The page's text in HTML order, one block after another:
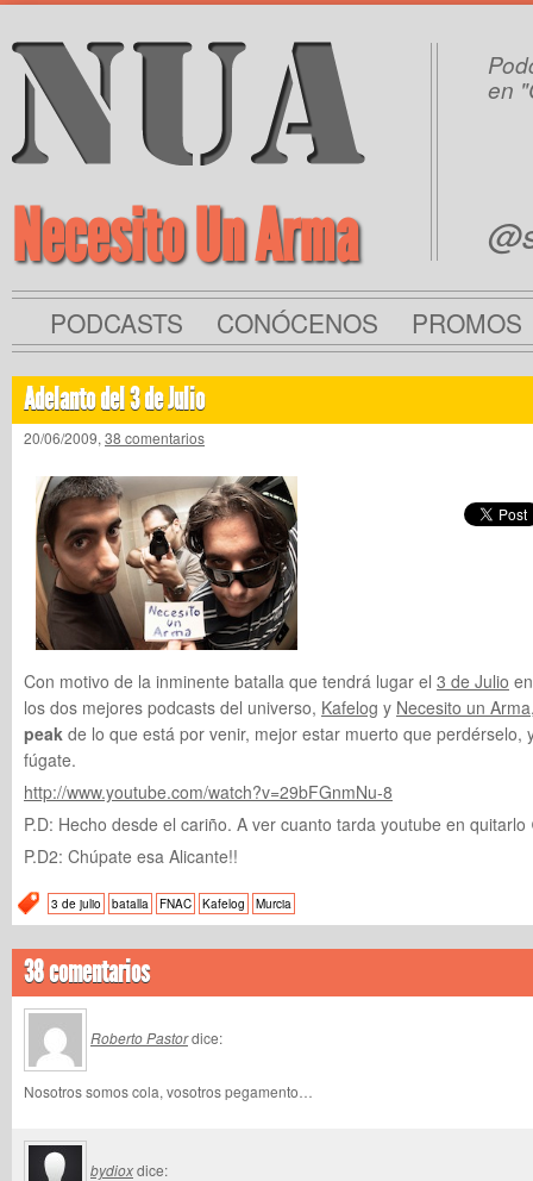
Necesito Un Arma
en
PODCASTS CONÓCENOS PROMOS
Adelanto del 3 de Julio
20/06/2009, 38 comentarios
Con motivo de la inminente batalla que tendrá lugar el 3 de Julio
los dos mejores podcasts del universo, Kafelog y Necesito un Arma
peak de lo que está por venir, mejor estar muerto que perdérselo,
fúgate.
http://www.youtube.com/watch?v=29bFGnmNu-8
P.D: Hecho desde el cariño. A ver cuanto tarda youtube en quitarlo
P.D2: Chúpate esa Alicante!!
3 de julio batalla FNAC Kafelog Murcia
38 comentarios
Roberto Pastordice:
Nosotros somos cola, vosotros pegamento…
bydioxdice: